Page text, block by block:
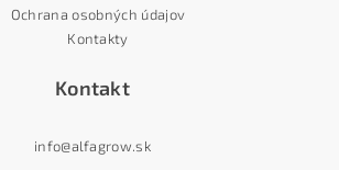
Ochrana osobných údajov
Kontakty
Kontakt
info@alfagrow.sk